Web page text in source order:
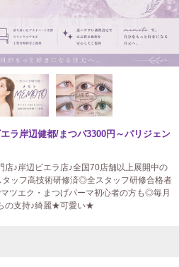
ラ岸辺健都/まつパ3300円～パリジェン
店♪岸辺ビエラ店♪全国70店舗以上展開中の
ッフ高技術研修済◎全スタッフ研修合格者
ツエク・まつげパーマ初心者の方も◎毎月
の支持♪綺麗★可愛い★